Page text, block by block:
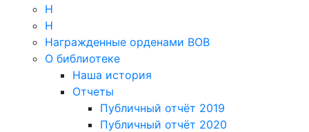
Н
Н
Награжденные орденами ВОВ
О библиотеке
Наша история
Отчеты
Публичный отчёт 2019
Публичный отчёт 2020